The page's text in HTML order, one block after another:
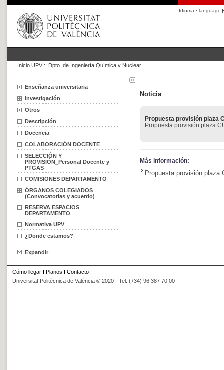
Idioma · language
Inicio UPV :: Dpto. de Ingeniería Química y Nuclear
Enseñanza universitaria
Investigación
Otros
Descripción
Docencia
COLABORACIÓN DOCENTE
SELECCIÓN Y
PROVISIÓN_Personal Docente y
PTGAS
COMISIONES DEPARTAMENTO
ÓRGANOS COLEGIADOS
(Convocatorias y acuerdo)
RESERVA ESPACIOS
DEPARTAMENTO
Normativa UPV
¿Donde estamos?
Expandir
Noticia
Propuesta provisión plaza
Propuesta provisión plaza
Más información:
Propuesta provisión plaza
Cómo llegar I Planos I Contacto
Universitat Politècnica de València © 2020 · Tel. (+34) 96 387 70 00